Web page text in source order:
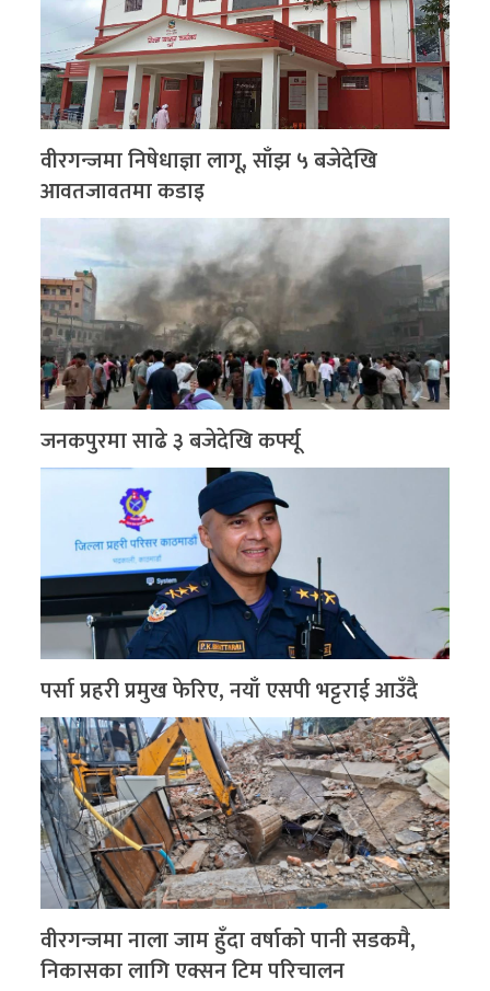
वीरगन्जमा निषेधाज्ञा लागू, साँझ ५ बजेदेखि
आवतजावतमा कडाइ
जनकपुरमा साढे ३ बजेदेखि कर्फ्यू
पर्सा प्रहरी प्रमुख फेरिए, नयाँ एसपी भट्टराई आउँदै
वीरगन्जमा नाला जाम हुँदा वर्षाको पानी सडकमै,
निकासका लागि एक्सन टिम परिचालन